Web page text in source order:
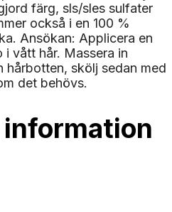
färg, sls/sles sulfater
också i en 100 %
Ansökan: Applicera en
i vått hår. Massera in
hårbotten, skölj sedan med
det behövs.